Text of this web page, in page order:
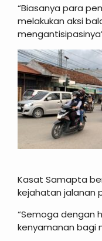
“Biasanya para
melakukan aksi
Kasat Samapta
kejahatan jalanan
“Semoga dengan
kenyamanan bagi